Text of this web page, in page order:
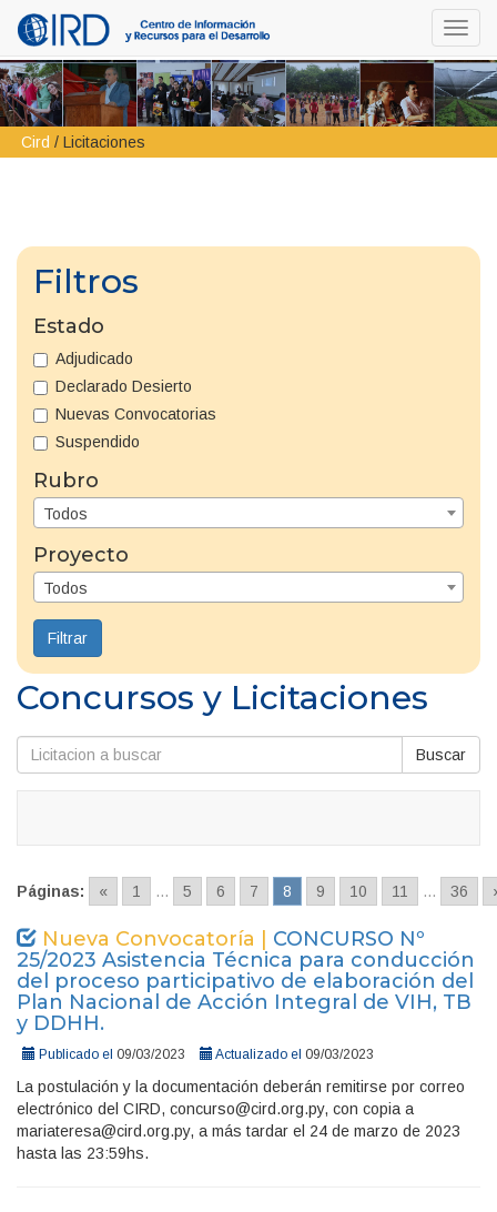
Cird / Licitaciones
Filtros
Estado
Adjudicado
Declarado Desierto
Nuevas Convocatorias
Suspendido
Rubro
Todos
Proyecto
Todos
Filtrar
Concursos y Licitaciones
Buscar
Páginas: « 1 ... 5 6 7 8 9 10 11 ... 36
Nueva Convocatoría | CONCURSO Nº
25/2023 Asistencia Técnica para conducción
del proceso participativo de elaboración del
Plan Nacional de Acción Integral de VIH, TB
y DDHH.
Publicado el 09/03/2023 Actualizado el 09/03/2023
La postulación y la documentación deberán remitirse por correo
electrónico del CIRD, concurso@cird.org.py, con copia a
mariateresa@cird.org.py, a más tardar el 24 de marzo de 2023
hasta las 23:59hs.